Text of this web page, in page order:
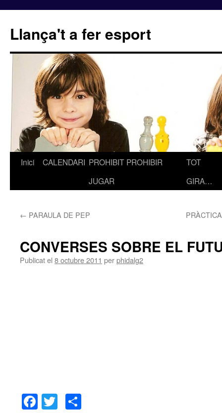
Llança't a fer esport
Vés
Inici CALENDARI PROHIBIT PROHIBIR
JUGAR
TOT
GIRA…
← PARAULA DE PEP
CONVERSES SOBRE EL
Publicat el 8 octubre 2011 perphidalg2
Facebook
Twitter